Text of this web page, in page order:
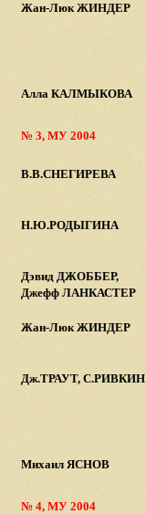
Жан-Люк ЖИНДЕР
Алла КАЛМЫКОВА
№ 3, МУ 2004
В.В.СНЕГИРЕВА
Н.Ю.РОДЫГИНА
Дэвид ДЖОББЕР,
Джефф ЛАНКАСТЕР
Жан-Люк ЖИНДЕР
Дж.ТРАУТ, С.РИВКИН
Михаил ЯСНОВ
№ 4, МУ 2004